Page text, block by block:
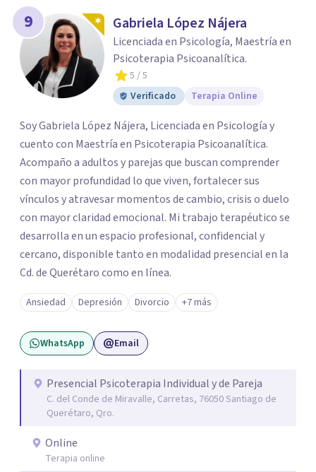
9 Gabriela López Nájera
Licenciada en Psicología, Maestría en
Psicoterapia Psicoanalítica.
5 / 5
Verificado
Terapia Online
Soy Gabriela López Nájera, Licenciada en Psicología y
cuento con Maestría en Psicoterapia Psicoanalítica.
Acompaño a adultos y parejas que buscan comprender
con mayor profundidad lo que viven, fortalecer sus
vínculos y atravesar momentos de cambio, crisis o duelo
con mayor claridad emocional. Mi trabajo terapéutico se
desarrolla en un espacio profesional, confidencial y
cercano, disponible tanto en modalidad presencial en la
Cd. de Querétaro como en línea.
Ansiedad Depresión Divorcio +7 más
WhatsApp Email
Presencial Psicoterapia Individual y de Pareja
C. del Conde de Miravalle, Carretas, 76050 Santiago de
Querétaro, Qro.
Online
Terapia online